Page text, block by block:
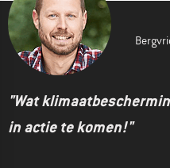
"Wat
in actie te komen!"